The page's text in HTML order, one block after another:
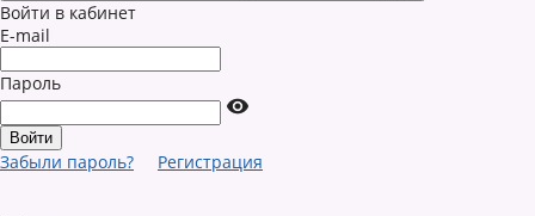
Войти в кабинет
E-mail
Пароль
Забыли пароль? Регистрация